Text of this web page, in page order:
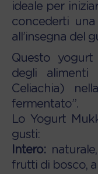
ideale per
concederti
all’insegna del
Questo
degli alimenti
Celiachia)
fermentato”.
Lo Yogurt
gusti:
Intero:
frutti di bosco,